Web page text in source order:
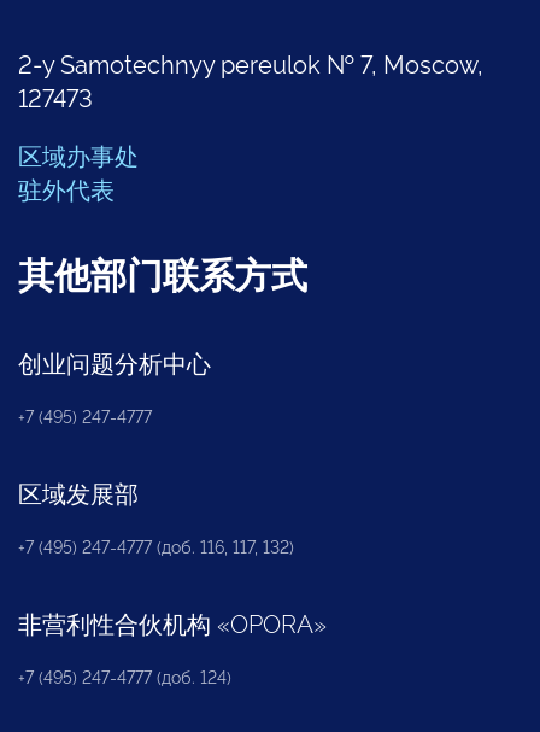
2-y Samotechnyy pereulok № 7, Moscow,
127473
区域办事处
驻外代表
其他部门联系方式
创业问题分析中心
+7 (495) 247-4777
区域发展部
+7 (495) 247-4777 (доб. 116, 117, 132)
非营利性合伙机构 «OPORA»
+7 (495) 247-4777 (доб. 124)